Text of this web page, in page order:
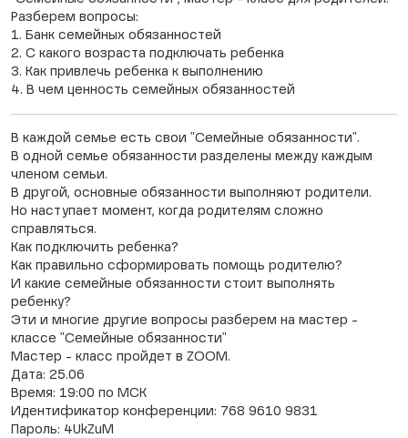
Разберем вопросы:
1. Банк семейных обязанностей
2. С какого возраста подключать ребенка
3. Как привлечь ребенка к выполнению
4. В чем ценность семейных обязанностей
В каждой семье есть свои "Семейные обязанности".
В одной семье обязанности разделены между каждым
членом семьи.
В другой, основные обязанности выполняют родители.
Но наступает момент, когда родителям сложно
справляться.
Как подключить ребенка?
Как правильно сформировать помощь родителю?
И какие семейные обязанности стоит выполнять
ребенку?
Эти и многие другие вопросы разберем на мастер -
классе "Семейные обязанности"
Мастер - класс пройдет в ZOOM.
Дата: 25.06
Время: 19:00 по МСК
Идентификатор конференции: 768 9610 9831
Пароль: 4UkZuM